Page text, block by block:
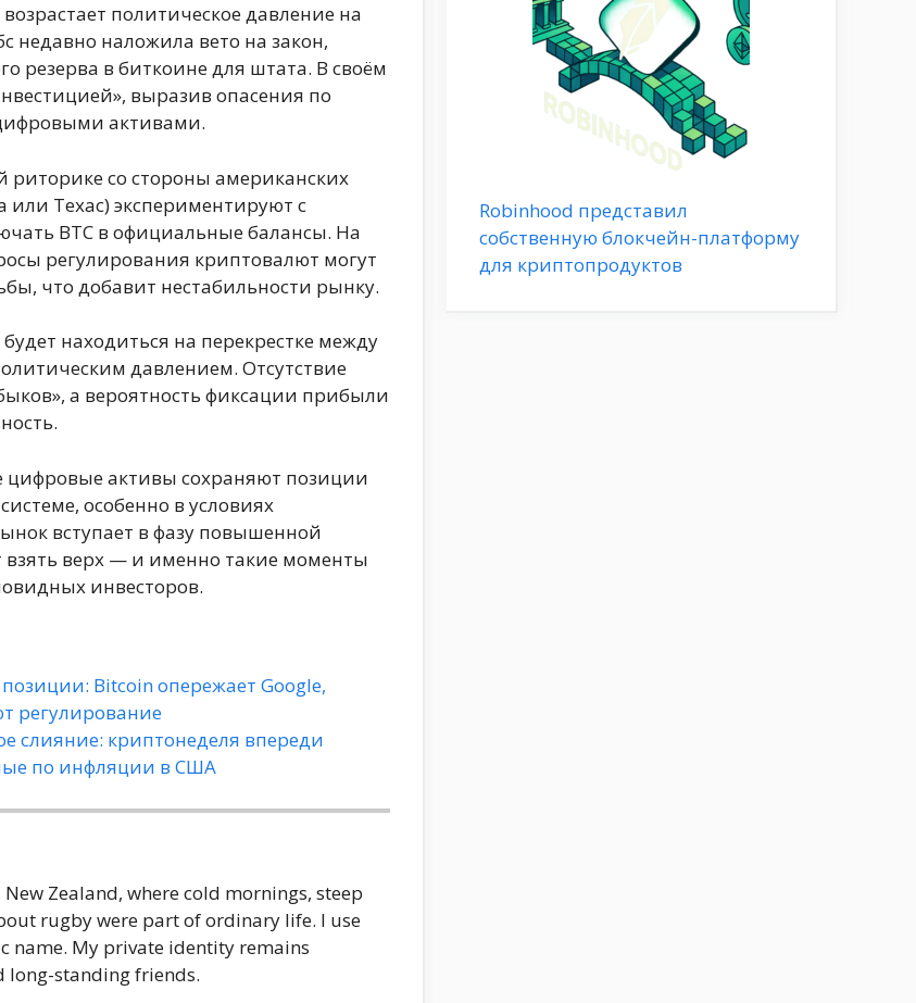
политическое давление на
недавно наложила вето на закон,
резерва в биткоине для штата. В своём
выразив опасения по
активами.
риторике со стороны американских
Техас) экспериментируют с
BTC в официальные балансы. На
регулирования криптовалют могут
что добавит нестабильности рынку.
находиться на перекрестке между
давлением. Отсутствие
а вероятность фиксации прибыли
цифровые активы сохраняют позиции
особенно в условиях
вступает в фазу повышенной
взять верх — и именно такие моменты
инвесторов.
Bitcoin опережает Google,
регулирование
слияние: криптонеделя впереди
по инфляции в США
Zealand, where cold mornings, steep
rugby were part of ordinary life. I use
name. My private identity remains
long-standing friends.
Robinhood представил
собственную блокчейн-платформу
для криптопродуктов